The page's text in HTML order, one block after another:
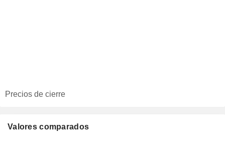
Precios de cierre
Valores comparados